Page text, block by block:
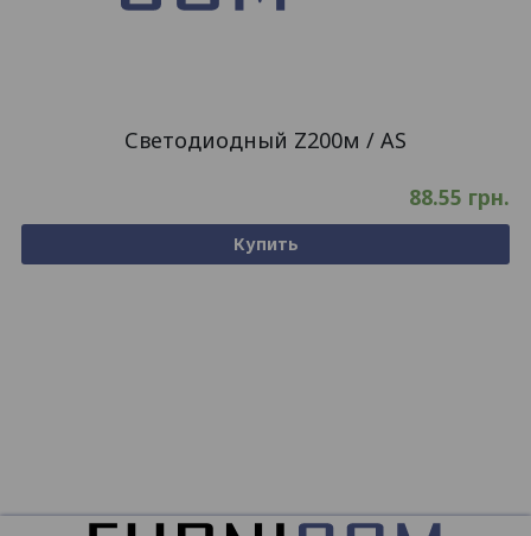
Светодиодный Z200м / AS
88.55 грн.
Купить